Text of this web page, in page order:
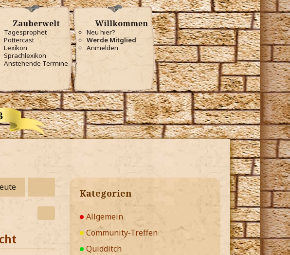
Zauberwelt
Tagesprophet
Pottercast
Lexikon
Sprachlexikon
Anstehende Termine
Willkommen
Neu hier?
Werde Mitglied
Anmelden
Kategorien
Allgemein
Community-Treffen
Quidditch